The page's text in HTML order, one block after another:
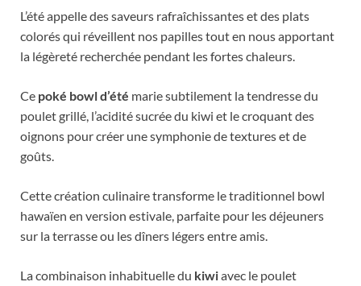
L’été appelle des saveurs rafraîchissantes et des plats
colorés qui réveillent nos papilles tout en nous apportant
la légèreté recherchée pendant les fortes chaleurs.
Ce poké bowl d’été marie subtilement la tendresse du
poulet grillé, l’acidité sucrée du kiwi et le croquant des
oignons pour créer une symphonie de textures et de
goûts.
Cette création culinaire transforme le traditionnel bowl
hawaïen en version estivale, parfaite pour les déjeuners
sur la terrasse ou les dîners légers entre amis.
La combinaison inhabituelle du kiwiavec le poulet